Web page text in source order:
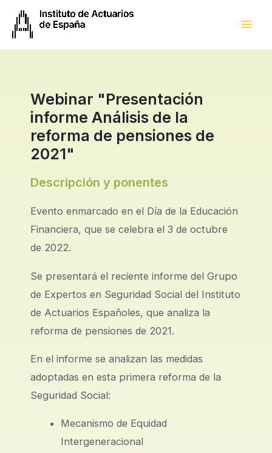
Webinar "Presentación
informe Análisis de la
reforma de pensiones de
2021"
Descripción y ponentes
Evento enmarcado en el Día de la Educación
Financiera, que se celebra el 3 de octubre
de 2022.
Se presentará el reciente informe del Grupo
de Expertos en Seguridad Social del Instituto
de Actuarios Españoles, que analiza la
reforma de pensiones de 2021.
En el informe se analizan las medidas
adoptadas en esta primera reforma de la
Seguridad Social:
Mecanismo de Equidad
Intergeneracional